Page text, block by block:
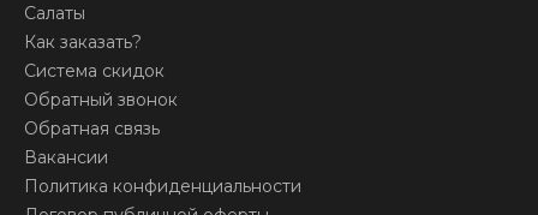
Салаты
Как заказать?
Система скидок
Обратный звонок
Обратная связь
Вакансии
Политика конфиденциальности